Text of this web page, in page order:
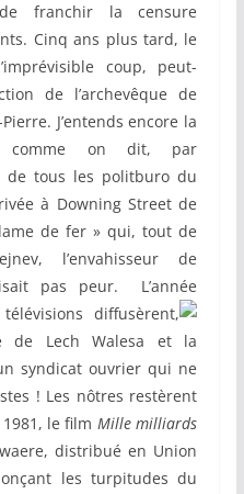
franchir la censure
Cinq ans plus tard, le
coup, peut-
de l’archevêque de
J’entends encore la
comme on dit, par
de tous les politburo du
à Downing Street de
de fer » qui, tout de
l’envahisseur de
pas peur. L’année
télévisions diffusèrent,
de Lech Walesa et la
syndicat ouvrier qui ne
! Les nôtres restèrent
le film Mille milliards
distribué en Union
les turpitudes du